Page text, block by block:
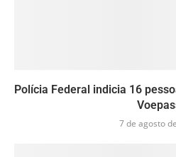
Polícia Federal indicia 16
7 de agosto